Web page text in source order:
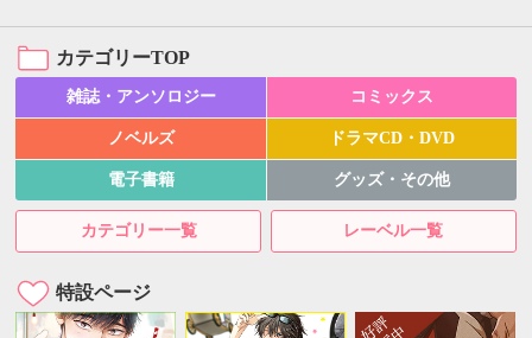
カテゴリーTOP
雑誌・アンソロジー コミックス
ノベルズ ドラマCD・DVD
電子書籍 グッズ・その他
カテゴリー一覧 レーベル一覧
特設ページ